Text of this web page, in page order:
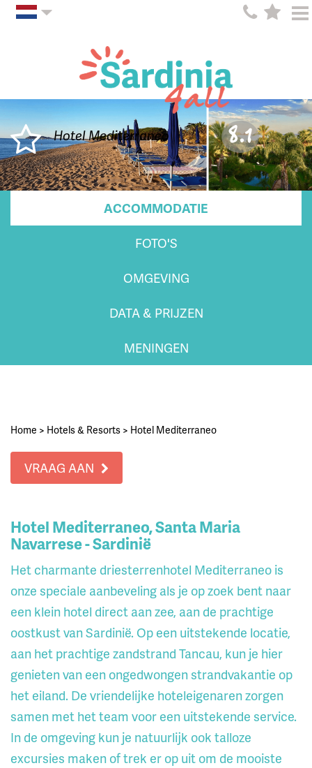
Hotel Mediterraneo 8.1
ACCOMMODATIE
FOTO'S
OMGEVING
DATA & PRIJZEN
MENINGEN
Home > Hotels & Resorts > Hotel Mediterraneo
VRAAG AAN
Hotel Mediterraneo, Santa Maria
Navarrese - Sardinië
Het charmante driesterrenhotel Mediterraneo is
onze speciale aanbeveling als je op zoek bent naar
een klein hotel direct aan zee, aan de prachtige
oostkust van Sardinië. Op een uitstekende locatie,
aan het prachtige zandstrand Tancau, kun je hier
genieten van een ongedwongen strandvakantie op
het eiland. De vriendelijke hoteleigenaren zorgen
samen met het team voor een uitstekende service.
In de omgeving kun je natuurlijk ook talloze
excursies maken of trek er op uit om de mooiste